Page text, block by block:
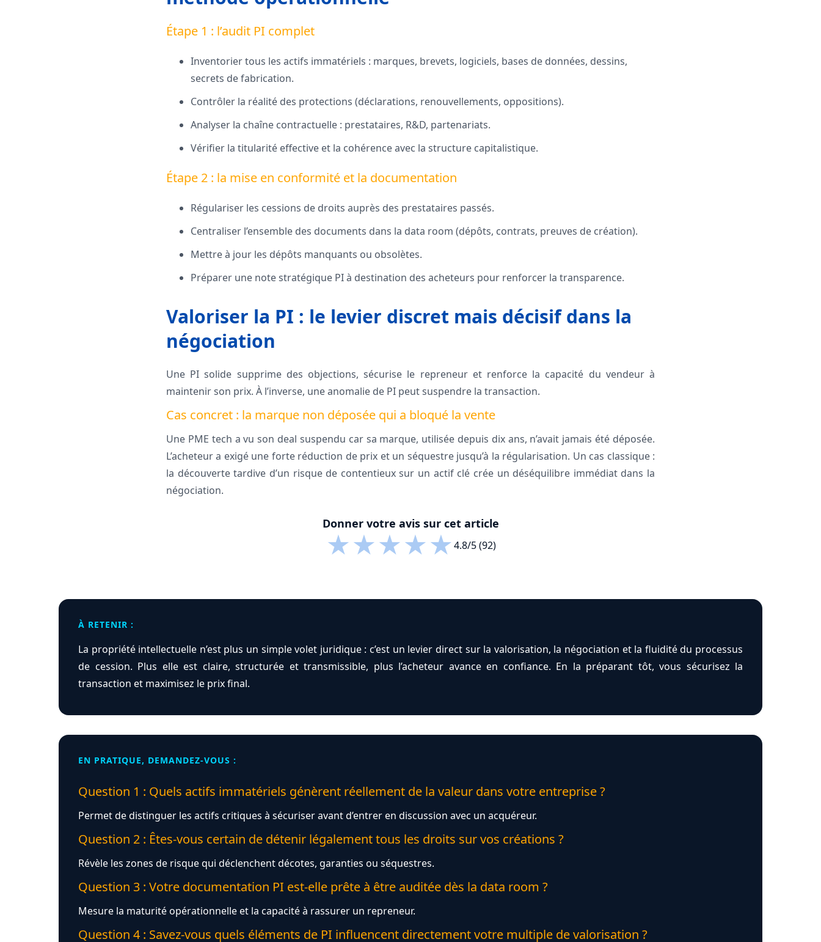
Étape 1 : l’audit PI complet
Inventorier tous les actifs immatériels : marques, brevets, logiciels, bases de données, dessins,
secrets de fabrication.
Contrôler la réalité des protections (déclarations, renouvellements, oppositions).
Analyser la chaîne contractuelle : prestataires, R&D, partenariats.
Vérifier la titularité effective et la cohérence avec la structure capitalistique.
Étape 2 : la mise en conformité et la documentation
Régulariser les cessions de droits auprès des prestataires passés.
Centraliser l’ensemble des documents dans la data room (dépôts, contrats, preuves de création).
Mettre à jour les dépôts manquants ou obsolètes.
Préparer une note stratégique PI à destination des acheteurs pour renforcer la transparence.
Valoriser la PI : le levier discret mais décisif dans la
négociation
Une PI solide supprime des objections, sécurise le repreneur et renforce la capacité du vendeur à
maintenir son prix. À l’inverse, une anomalie de PI peut suspendre la transaction.
Cas concret : la marque non déposée qui a bloqué la vente
Une PME tech a vu son deal suspendu car sa marque, utilisée depuis dix ans, n’avait jamais été déposée.
L’acheteur a exigé une forte réduction de prix et un séquestre jusqu’à la régularisation. Un cas classique :
la découverte tardive d’un risque de contentieux sur un actif clé crée un déséquilibre immédiat dans la
négociation.
Donner votre avis sur cet article
★★★★★4.8/5 (92)
À RETENIR :
La propriété intellectuelle n’est plus un simple volet juridique : c’est un levier direct sur la valorisation, la négociation et la fluidité du processus
de cession. Plus elle est claire, structurée et transmissible, plus l’acheteur avance en confiance. En la préparant tôt, vous sécurisez la
transaction et maximisez le prix final.
EN PRATIQUE, DEMANDEZ-VOUS :
Question 1 : Quels actifs immatériels génèrent réellement de la valeur dans votre entreprise ?
Permet de distinguer les actifs critiques à sécuriser avant d’entrer en discussion avec un acquéreur.
Question 2 : Êtes-vous certain de détenir légalement tous les droits sur vos créations ?
Révèle les zones de risque qui déclenchent décotes, garanties ou séquestres.
Question 3 : Votre documentation PI est-elle prête à être auditée dès la data room ?
Mesure la maturité opérationnelle et la capacité à rassurer un repreneur.
Question 4 : Savez-vous quels éléments de PI influencent directement votre multiple de valorisation ?